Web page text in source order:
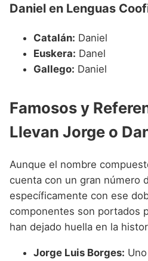
Daniel en Lenguas
Catalán: Daniel
Euskera: Danel
Gallego: Daniel
Famosos y
Llevan Jorge o
Aunque el nombre
cuenta con un gran número
específicamente con ese
componentes son portados
han dejado huella en la
Jorge Luis Borges: